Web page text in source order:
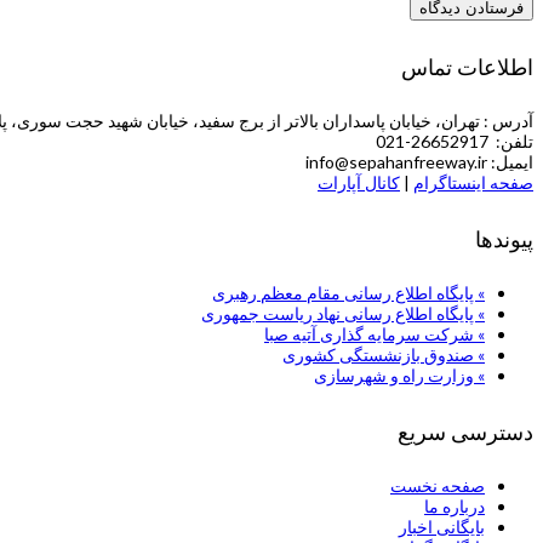
اطلاعات تماس
آدرس : تهران، خیابان پاسداران بالاتر از برج سفید، خیابان شهید حجت سوری، پلاک 5 (طبقه چهارم
تلفن: 26652917-021
ایمیل: info@sepahanfreeway.ir
صفحه اینستاگرام | کانال آپارات
پیوندها
» پایگاه اطلاع رسانی مقام معظم رهبری
» پایگاه اطلاع رسانی نهاد ریاست جمهوری
» شركت سرمایه گذاری آتیه صبا
» صندوق بازنشستگی کشوری
» وزارت راه و شهرسازی
دسترسی سریع
صفحه نخست
درباره ما
بایگانی اخبار